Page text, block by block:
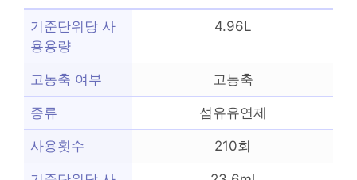
기준단위당 사
용용량
4.96L
고농축 여부 고농축
종류 섬유유연제
사용횟수 210회